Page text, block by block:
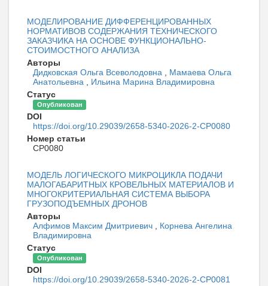
МОДЕЛИРОВАНИЕ ДИФФЕРЕНЦИРОВАННЫХ
НОРМАТИВОВ СОДЕРЖАНИЯ ТЕХНИЧЕСКОГО
ЗАКАЗЧИКА НА ОСНОВЕ ФУНКЦИОНАЛЬНО-
СТОИМОСТНОГО АНАЛИЗА
Авторы
Дидковская Ольга Всеволодовна
Мамаева Ольга
Анатольевна
Ильина Марина Владимировна
Статус
Опубликован
DOI
https://doi.org/10.29039/2658-5340-2026-2-CP0080
Номер статьи
CP0080
МОДЕЛЬ ЛОГИЧЕСКОГО МИКРОЦИКЛА ПОДАЧИ
МАЛОГАБАРИТНЫХ КРОВЕЛЬНЫХ МАТЕРИАЛОВ И
МНОГОКРИТЕРИАЛЬНАЯ СИСТЕМА ВЫБОРА
ГРУЗОПОДЪЕМНЫХ ДРОНОВ
Авторы
Алфимов Максим Дмитриевич
Корнева Ангелина
Владимировна
Статус
Опубликован
DOI
https://doi.org/10.29039/2658-5340-2026-2-CP0081